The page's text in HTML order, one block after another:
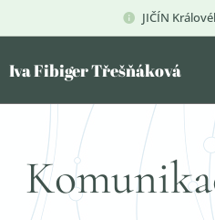
JIČÍN
Iva Fibiger Třešňáková